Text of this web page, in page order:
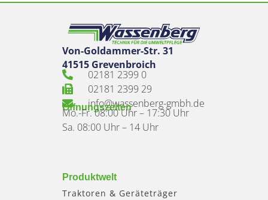
Von-Goldammer-Str. 31
41515 Grevenbroich
02181 2399 0
02181 2399 29
info@wassenberg-gmbh.de
Öffnungszeiten
Mo.-Fr. 08:00 Uhr – 17:30 Uhr
Sa. 08:00 Uhr – 14 Uhr
Produktwelt
Traktoren & Geräteträger